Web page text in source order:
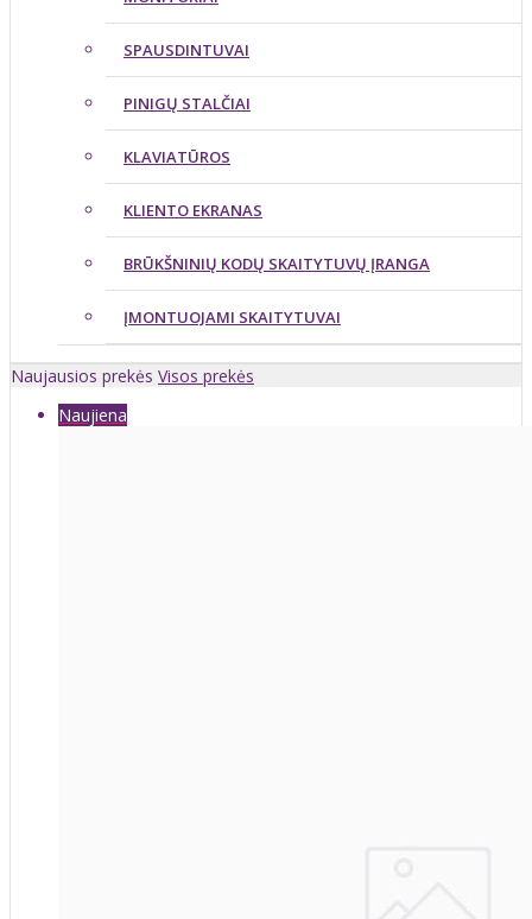
SPAUSDINTUVAI
PINIGŲ STALČIAI
KLAVIATŪROS
KLIENTO EKRANAS
BRŪKŠNINIŲ KODŲ SKAITYTUVŲ ĮRANGA
ĮMONTUOJAMI SKAITYTUVAI
Naujausios prekės Visos prekės
Naujiena